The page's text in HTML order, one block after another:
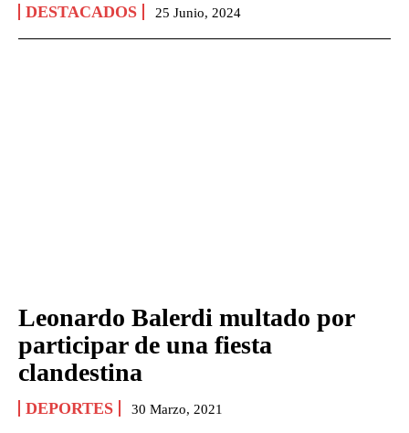
DESTACADOS 25 Junio, 2024
Leonardo Balerdi multado por
participar de una fiesta
clandestina
DEPORTES 30 Marzo, 2021